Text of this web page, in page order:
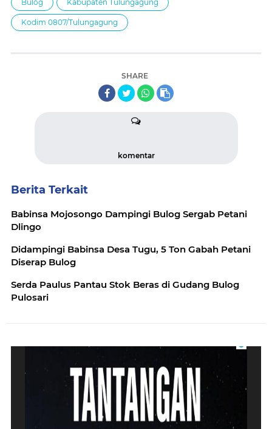
Bulog Kabupaten Tulungagung
Kodim 0807/Tulungagung
SHARE
komentar
Berita Terkait
Babinsa Mojosongo Dampingi Bulog Sergab Petani
Dlingo
Didampingi Babinsa Desa Tugu, 5 Ton Gabah Petani
Diserap Bulog
Serda Paulus Pantau Stok Beras di Gudang Bulog
Pulosari